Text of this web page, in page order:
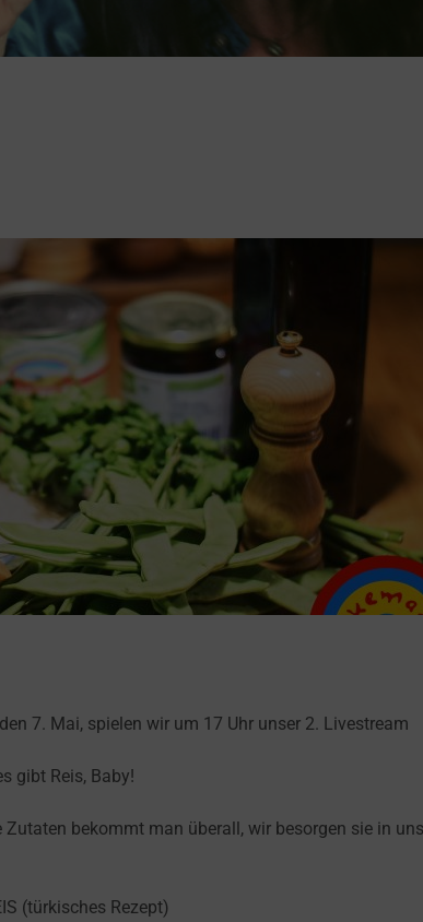
7. Mai, spielen wir um 17 Uhr unser 2. Livestream
gibt Reis, Baby!
bekommt man überall, wir besorgen sie in
(türkisches Rezept)